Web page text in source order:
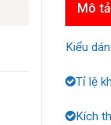
Mô tả
Kiểu
Tỉ lệ
Kích